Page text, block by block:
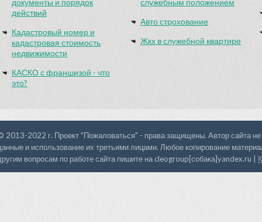
действий
Кадастровый номер и
кадастровая стоимость
недвижимости
КАСКО с франшизой - что
это?
Авто строхование
Жкх в служебной квартире
2013-2022 г. Проект "Пожаловаться" - права защищены. Автор сайта не
и использование их третьими лицами. Любое копирование
вопросам по работе сайта пишите на cleogroup[собака]yandex.ru |